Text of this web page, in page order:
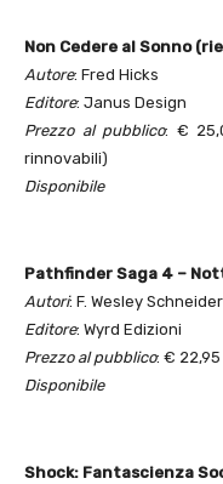
Non Cedere al Sonno
Autore: Fred Hicks
Editore: Janus Design
Prezzo al pubblico: €
rinnovabili)
Disponibile
Pathfinder Saga 4 –
Autori: F. Wesley Schneider
Editore: Wyrd Edizioni
Prezzo al pubblico: € 22,95
Disponibile
Shock: Fantascienza